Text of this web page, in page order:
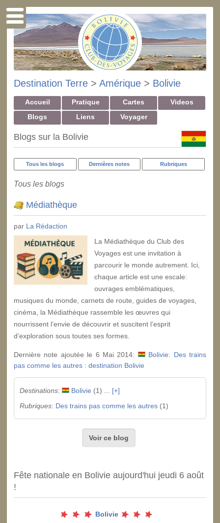
Destination Terre > Amérique > Bolivie
Accueil Pratique Cartes
Videos
Blogs
Liens Voyager
Blogs sur la Bolivie
Tous les blogs Dernières notes Rubriques
Tous les blogs
Médiathèque
par La Rédaction
La Médiathèque du Club des
Voyages est une invitation à
parcourir le monde autrement. Ici,
chaque article est une escale:
ouvrages emblématiques,
musiques du monde, carnets de route, guides de voyages,
cinéma, la Médiathèque rassemble les œuvres qui
nourrissent l’envie de découvrir et suscitent l’esprit
d’exploration sous toutes ses formes.
Dernière note ajoutée le 6 Mai 2014:
Bolivie: Des trains
pas comme les autres : destination Bolivie
Destinations: Bolivie (1) ... [+]
Rubriques: Des trains pas comme les autres(1)
Voir ce blog
Fête nationale en Bolivie aujourd'hui jeudi 6 août
!
Bolivie